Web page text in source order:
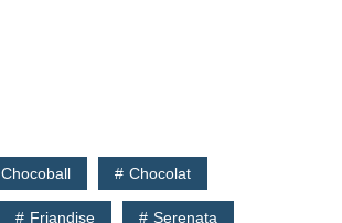
Chocoball Chocolat
Friandise Serenata